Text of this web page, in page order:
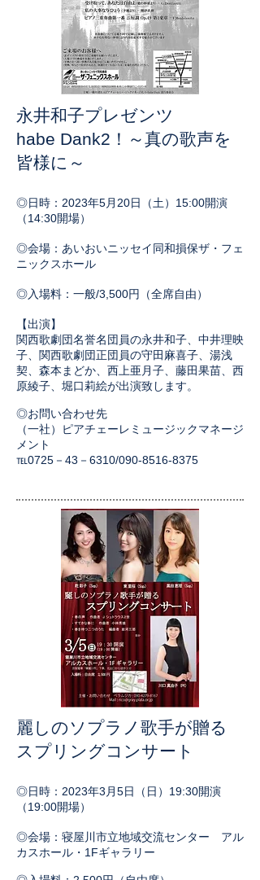
永井和子プレゼンツ
habe Dank2！ ～真の歌声を
皆様に～
◎日時：2023年5月20日（土）15:00開演
（14:30開場）
◎会場：あいおいニッセイ同和損保ザ・フェ
ニックスホール
◎入場料：一般/3,500円（全席自由）
【出演】
関西歌劇団名誉名団員の永井和子、中井理映
子、 関西歌劇団正団員の守田麻喜子、湯浅
契、森本まどか、西上亜月子、藤田果苗、西
原綾子、堀口莉絵が出演致します。
◎お問い合わせ先​
（一社）ピアチェーレミュージックマネージ
メント
​℡0725－43－6310/090-8516-8375
​麗しのソプラノ歌手が贈る
スプリングコンサート
◎日時：2023年3 月5日（日）19:30開演
（19:00開場）
◎会場：寝屋川市立地域交流センター アル
カスホール・1Fギャラリー